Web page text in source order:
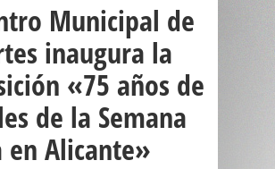
Municipal de
inaugura la
«75 años de
de la Semana
en Alicante»